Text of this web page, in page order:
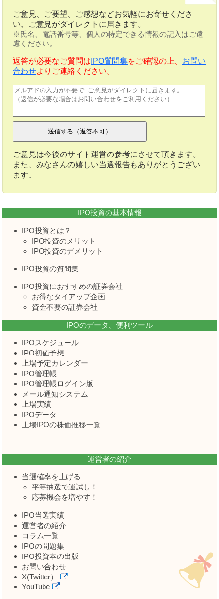
ご意見、ご要望、ご感想などお気軽にお寄せくださ
い。ご意見がダイレクトに届きます。
※氏名、電話番号等、個人の特定できる情報の記入はご遠
慮ください。
返答が必要なご質問は IPO質問集をご確認の上、 お問い
合わせよりご連絡ください。
ご意見は今後のサイト運営の参考にさせて頂きます。
また、みなさんの嬉しい当選報告もありがとうござい
ます。
IPO投資の基本情報
IPO投資とは？
IPO投資のメリット
IPO投資のデメリット
IPO投資の質問集
IPO投資におすすめの証券会社
お得なタイアップ企画
資金不要の証券会社
IPOのデータ、便利ツール
IPOスケジュール
IPO初値予想
上場予定カレンダー
IPO管理帳
IPO管理帳ログイン版
メール通知システム
上場実績
IPOデータ
上場IPOの株価推移一覧
運営者の紹介
当選確率を上げる
平等抽選で運試し！
応募機会を増やす！
IPO当選実績
運営者の紹介
コラム一覧
IPOの問題集
IPO投資本の出版
お問い合わせ
X(Twitter）
YouTube